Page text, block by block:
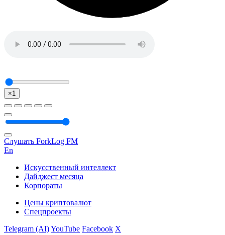
×1
Слушать ForkLog FM
En
Искусственный интеллект
Дайджест месяца
Корпораты
Цены криптовалют
Спецпроекты
Telegram (AI)YouTube Facebook X